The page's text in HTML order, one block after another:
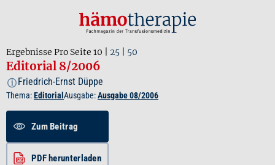
Ergebnisse Pro Seite 10 25 50
Editorial 8/2006
i Friedrich-Ernst Düppe
Thema:Editorial Ausgabe:Ausgabe 08/2006
Zum Beitrag
PDF herunterladen